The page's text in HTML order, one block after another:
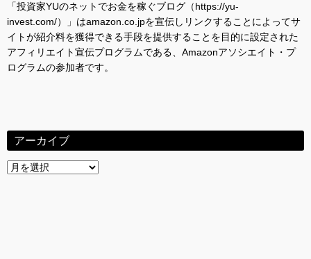
「投資家YUのネットでお金を稼ぐブログ（https://yu-
invest.com/）」はamazon.co.jpを宣伝しリンクすることによってサ
イトが紹介料を獲得できる手段を提供することを目的に設定された
アフィリエイト宣伝プログラムである、Amazonアソシエイト・プ
ログラムの参加者です。
アーカイブ
ア